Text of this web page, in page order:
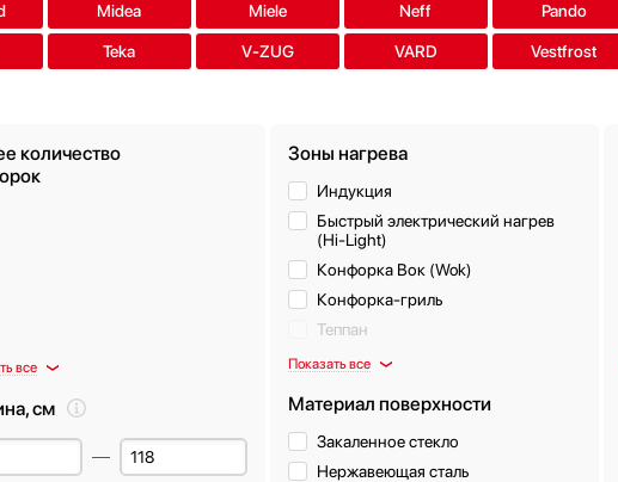
Midea Miele Neff Pando
Teka V-ZUG VARD Vestfrost
количество
все
см
Зоны нагрева
Индукция
Быстрый электрический нагрев
(Hi-Light)
Конфорка Вок (Wok)
Конфорка-гриль
Теппан
Показать все
Материал поверхности
Закаленное стекло
Нержавеющая сталь